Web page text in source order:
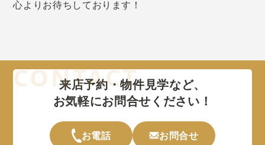
心よりお待ちしております！
来店予約・物件見学など、
お気軽にお問合せください！
お電話 お問合せ